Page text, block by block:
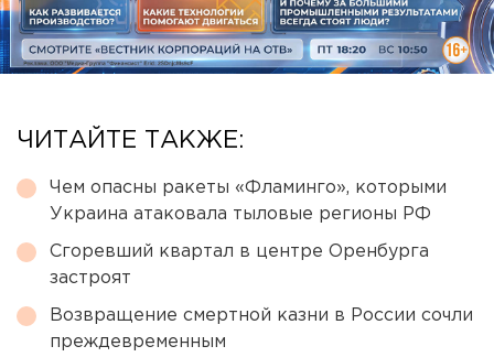
ЧИТАЙТЕ ТАКЖЕ:
Чем опасны ракеты «Фламинго», которыми
Украина атаковала тыловые регионы РФ
Сгоревший квартал в центре Оренбурга
застроят
Возвращение смертной казни в России сочли
преждевременным